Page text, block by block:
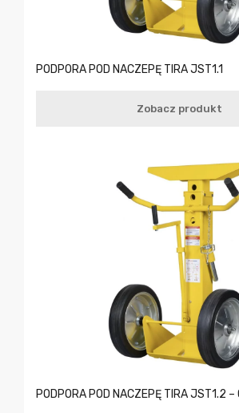
PODPORA POD NACZEPĘ TIRA JST1.1
Zobacz produkt
PODPORA POD NACZEPĘ TIRA JST1.2 –